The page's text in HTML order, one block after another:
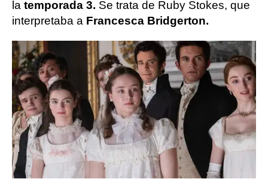
la temporada 3. Se trata de Ruby Stokes, que
interpretaba a Francesca Bridgerton.